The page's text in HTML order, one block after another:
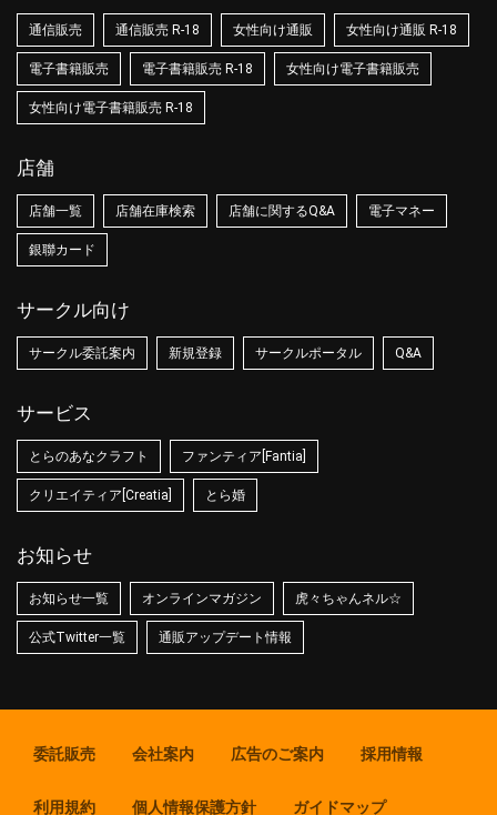
通信販売 通信販売 R-18 女性向け通販 女性向け通販 R-18
電子書籍販売 電子書籍販売 R-18 女性向け電子書籍販売
女性向け電子書籍販売 R-18
店舗
店舗一覧 店舗在庫検索 店舗に関するQ&A 電子マネー
銀聯カード
サークル向け
サークル委託案内 新規登録 サークルポータル Q&A
サービス
とらのあなクラフト ファンティア[Fantia]
クリエイティア[Creatia] とら婚
お知らせ
お知らせ一覧 オンラインマガジン 虎々ちゃんネル☆
公式Twitter一覧 通販アップデート情報
委託販売 会社案内 広告のご案内 採用情報
利用規約 個人情報保護方針 ガイドマップ